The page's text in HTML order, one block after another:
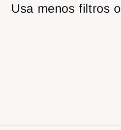
Usa menos filtros o